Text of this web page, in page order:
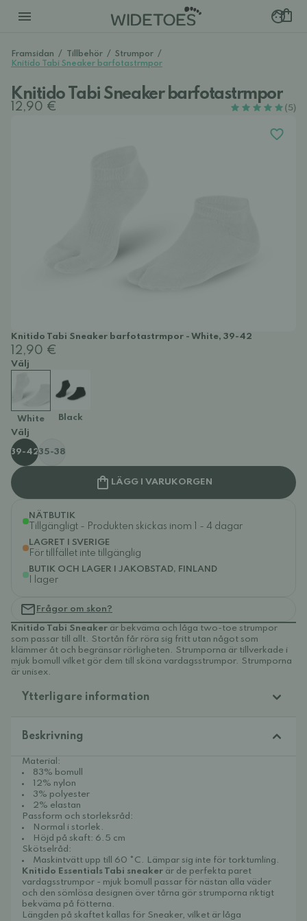
Framsidan / Tillbehör / Strumpor /
Knitido Tabi Sneaker barfotastrmpor
Knitido Tabi Sneaker barfotastrmpor
12,90 € (5)
Knitido Tabi Sneaker barfotastrmpor - White, 39-42
12,90 €
Välj
White
Black
Välj
39-4235-38
LÄGG I VARUKORGEN
NÄTBUTIK
Tillgängligt - Produkten skickas inom 1 - 4 dagar
LAGRET I SVERIGE
För tillfället inte tillgänglig
BUTIK OCH LAGER I JAKOBSTAD, FINLAND
I lager
Frågor om skon?
Knitido Tabi Sneaker är bekväma och låga two-toe strumpor
som passar till allt. Stortån får röra sig fritt utan något som
klämmer åt och begränsar rörligheten. Strumporna är tillverkade i
mjuk bomull vilket gör dem till sköna vardagsstrumpor. Strumporna
är unisex.
Ytterligare information
Beskrivning
Material:
83% bomull
12% nylon
3% polyester
2% elastan
Passform och storleksråd:
Normal i storlek.
Höjd på skaft: 6.5 cm
Skötselråd:
Maskintvätt upp till 60 °C. Lämpar sig inte för torktumling.
Knitido Essentials Tabi sneaker är de perfekta paret
vardagsstrumpor - mjuk bomull passar för nästan alla väder
och den sömlösa designen över tårna gör strumporna riktigt
bekväma på fötterna.
Längden på skaftet kallas för Sneaker, vilket är låga